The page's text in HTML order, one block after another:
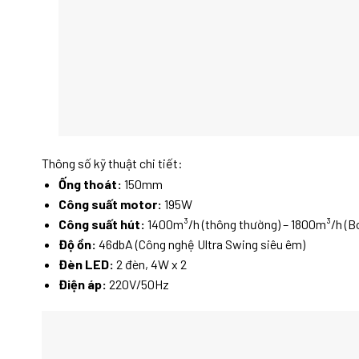
Thông số kỹ thuật chi tiết:
Ống thoát: 150mm
Công suất motor: 195W
Công suất hút: 1400m³/h (thông thường) – 1800m³/h
Độ ồn: 46dbA (Công nghệ Ultra Swing siêu êm)
Đèn LED: 2 đèn, 4W x 2
Điện áp: 220V/50Hz